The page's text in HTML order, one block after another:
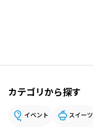
カテゴリから探す
イベント スイーツ